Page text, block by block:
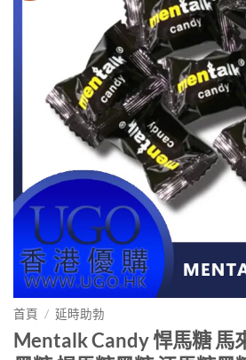
首頁 / 延時助勃
Mentalk Candy 悍馬糖 馬